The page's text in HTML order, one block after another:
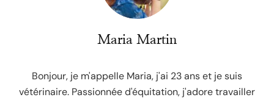
Maria Martin
Bonjour, je m'appelle Maria, j'ai 23 ans et je suis
vétérinaire. Passionnée d'équitation, j'adore travailler